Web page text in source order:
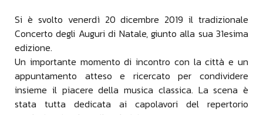
CONTATTI
CERCA
Si è svolto venerdì 20 dicembre 2019 il tradizionale
Concerto degli Auguri di Natale, giunto alla sua 31esima
edizione.
Un importante momento di incontro con la città e un
appuntamento atteso e ricercato per condividere
insieme il piacere della musica classica. La scena è
stata tutta dedicata ai capolavori del repertorio